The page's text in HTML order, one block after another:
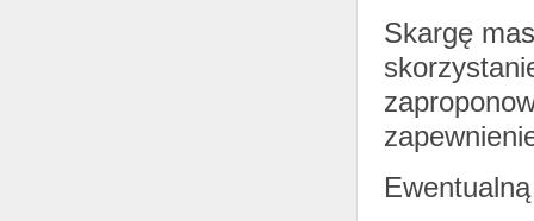
Skargę